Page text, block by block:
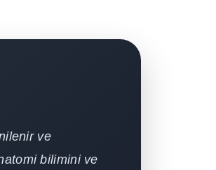
ve
bilimini ve